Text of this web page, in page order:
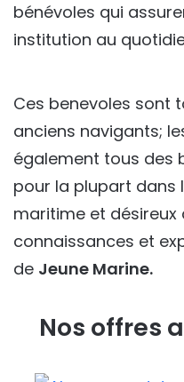
bénévoles qui
institution au
Ces benevoles sont
anciens navigants;
également tous des
pour la plupart dans
maritime et
connaissances et
de Jeune Marine.
Nos offres